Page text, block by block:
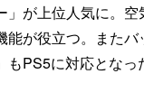
が上位人気に。
が役立つ。また
もPS5に対応とな